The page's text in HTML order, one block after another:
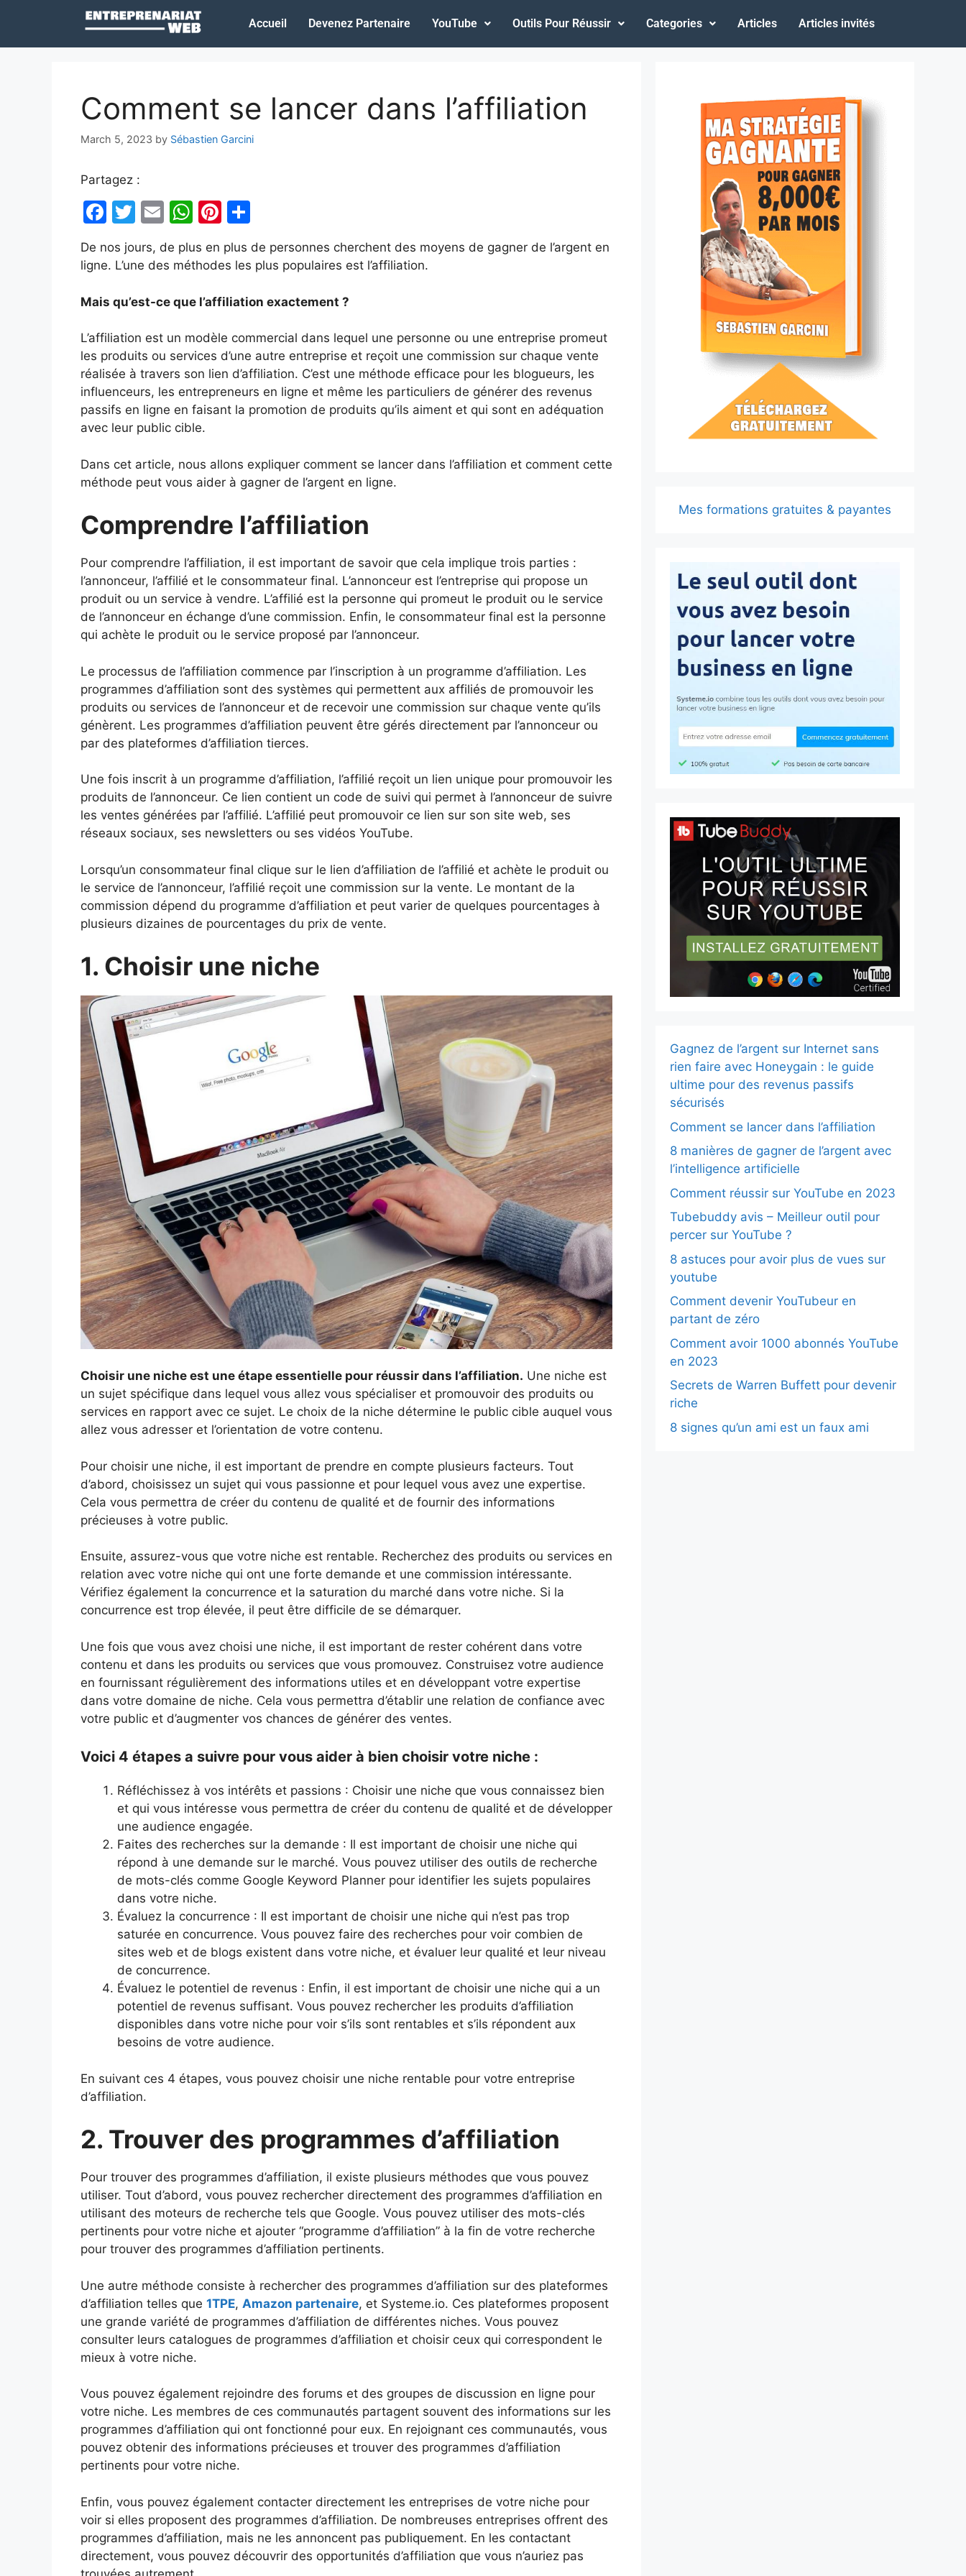
Accueil Devenez Partenaire YouTube Outils Pour Réussir Categories Articles Articles invités
Comment se lancer dans l’affiliation
March 5, 2023 by Sébastien Garcini
Partagez :
F
c
b
o
o
k
T
itt
E
m
ai
W
at
A
p
Pi
nt
er
st
h
ar
e
De nos jours, de plus en plus de personnes cherchent des moyens de gagner de l’argent en
ligne. L’une des méthodes les plus populaires est l’affiliation.
Mais qu’est-ce que l’affiliation exactement ?
L’affiliation est un modèle commercial dans lequel une personne ou une entreprise promeut
les produits ou services d’une autre entreprise et reçoit une commission sur chaque vente
réalisée à travers son lien d’affiliation. C’est une méthode efficace pour les blogueurs, les
influenceurs, les entrepreneurs en ligne et même les particuliers de générer des revenus
passifs en ligne en faisant la promotion de produits qu’ils aiment et qui sont en adéquation
avec leur public cible.
Dans cet article, nous allons expliquer comment se lancer dans l’affiliation et comment cette
méthode peut vous aider à gagner de l’argent en ligne.
Comprendre l’affiliation
Pour comprendre l’affiliation, il est important de savoir que cela implique trois parties :
l’annonceur, l’affilié et le consommateur final. L’annonceur est l’entreprise qui propose un
produit ou un service à vendre. L’affilié est la personne qui promeut le produit ou le service
de l’annonceur en échange d’une commission. Enfin, le consommateur final est la personne
qui achète le produit ou le service proposé par l’annonceur.
Le processus de l’affiliation commence par l’inscription à un programme d’affiliation. Les
programmes d’affiliation sont des systèmes qui permettent aux affiliés de promouvoir les
produits ou services de l’annonceur et de recevoir une commission sur chaque vente qu’ils
génèrent. Les programmes d’affiliation peuvent être gérés directement par l’annonceur ou
par des plateformes d’affiliation tierces.
Une fois inscrit à un programme d’affiliation, l’affilié reçoit un lien unique pour promouvoir les
produits de l’annonceur. Ce lien contient un code de suivi qui permet à l’annonceur de suivre
les ventes générées par l’affilié. L’affilié peut promouvoir ce lien sur son site web, ses
réseaux sociaux, ses newsletters ou ses vidéos YouTube.
Lorsqu’un consommateur final clique sur le lien d’affiliation de l’affilié et achète le produit ou
le service de l’annonceur, l’affilié reçoit une commission sur la vente. Le montant de la
commission dépend du programme d’affiliation et peut varier de quelques pourcentages à
plusieurs dizaines de pourcentages du prix de vente.
1. Choisir une niche
Choisir une niche est une étape essentielle pour réussir dans l’affiliation. Une niche est
un sujet spécifique dans lequel vous allez vous spécialiser et promouvoir des produits ou
services en rapport avec ce sujet. Le choix de la niche détermine le public cible auquel vous
allez vous adresser et l’orientation de votre contenu.
Pour choisir une niche, il est important de prendre en compte plusieurs facteurs. Tout
d’abord, choisissez un sujet qui vous passionne et pour lequel vous avez une expertise.
Cela vous permettra de créer du contenu de qualité et de fournir des informations
précieuses à votre public.
Ensuite, assurez-vous que votre niche est rentable. Recherchez des produits ou services en
relation avec votre niche qui ont une forte demande et une commission intéressante.
Vérifiez également la concurrence et la saturation du marché dans votre niche. Si la
concurrence est trop élevée, il peut être difficile de se démarquer.
Une fois que vous avez choisi une niche, il est important de rester cohérent dans votre
contenu et dans les produits ou services que vous promouvez. Construisez votre audience
en fournissant régulièrement des informations utiles et en développant votre expertise
dans votre domaine de niche. Cela vous permettra d’établir une relation de confiance avec
votre public et d’augmenter vos chances de générer des ventes.
Voici 4 étapes a suivre pour vous aider à bien choisir votre niche :
Réfléchissez à vos intérêts et passions : Choisir une niche que vous connaissez bien
et qui vous intéresse vous permettra de créer du contenu de qualité et de développer
une audience engagée.
Faites des recherches sur la demande : Il est important de choisir une niche qui
répond à une demande sur le marché. Vous pouvez utiliser des outils de recherche
de mots-clés comme Google Keyword Planner pour identifier les sujets populaires
dans votre niche.
Évaluez la concurrence : Il est important de choisir une niche qui n’est pas trop
saturée en concurrence. Vous pouvez faire des recherches pour voir combien de
sites web et de blogs existent dans votre niche, et évaluer leur qualité et leur niveau
de concurrence.
Évaluez le potentiel de revenus : Enfin, il est important de choisir une niche qui a un
potentiel de revenus suffisant. Vous pouvez rechercher les produits d’affiliation
disponibles dans votre niche pour voir s’ils sont rentables et s’ils répondent aux
besoins de votre audience.
En suivant ces 4 étapes, vous pouvez choisir une niche rentable pour votre entreprise
d’affiliation.
2. Trouver des programmes d’affiliation
Pour trouver des programmes d’affiliation, il existe plusieurs méthodes que vous pouvez
utiliser. Tout d’abord, vous pouvez rechercher directement des programmes d’affiliation en
utilisant des moteurs de recherche tels que Google. Vous pouvez utiliser des mots-clés
pertinents pour votre niche et ajouter “programme d’affiliation” à la fin de votre recherche
pour trouver des programmes d’affiliation pertinents.
Une autre méthode consiste à rechercher des programmes d’affiliation sur des plateformes
d’affiliation telles que 1TPE, Amazon partenaire, et Systeme.io. Ces plateformes proposent
une grande variété de programmes d’affiliation de différentes niches. Vous pouvez
consulter leurs catalogues de programmes d’affiliation et choisir ceux qui correspondent le
mieux à votre niche.
Vous pouvez également rejoindre des forums et des groupes de discussion en ligne pour
votre niche. Les membres de ces communautés partagent souvent des informations sur les
programmes d’affiliation qui ont fonctionné pour eux. En rejoignant ces communautés, vous
pouvez obtenir des informations précieuses et trouver des programmes d’affiliation
pertinents pour votre niche.
Enfin, vous pouvez également contacter directement les entreprises de votre niche pour
voir si elles proposent des programmes d’affiliation. De nombreuses entreprises offrent des
programmes d’affiliation, mais ne les annoncent pas publiquement. En les contactant
directement, vous pouvez découvrir des opportunités d’affiliation que vous n’auriez pas
Mes formations gratuites & payantes
Gagnez de l’argent sur Internet sans
rien faire avec Honeygain : le guide
ultime pour des revenus passifs
sécurisés
Comment se lancer dans l’affiliation
8 manières de gagner de l’argent avec
l’intelligence artificielle
Comment réussir sur YouTube en 2023
Tubebuddy avis – Meilleur outil pour
percer sur YouTube ?
8 astuces pour avoir plus de vues sur
youtube
Comment devenir YouTubeur en
partant de zéro
Comment avoir 1000 abonnés YouTube
en 2023
Secrets de Warren Buffett pour devenir
riche
8 signes qu’un ami est un faux ami
this
LA STRATÉGIE
GAGNANTE
Sans créer de produits, sans investir, sans expérience, et en
partant de zéro !
ACCÉDER A LA MÉTHODE
No thanks, I'm not interested!